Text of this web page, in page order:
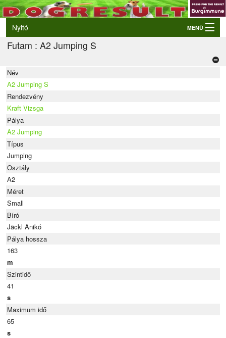
Nyitó MENÜ
Belépés
Élő eredmények
Kutyák
Tulajdonosok/Felvezetők
Futam : A2 Jumping S
Név
A2 Jumping S
Rendezvény
Kraft Vizsga
Pálya
A2 Jumping
Típus
Jumping
Osztály
A2
Méret
Small
Bíró
Jäckl Anikó
Pálya hossza
163
m
Szintidő
41
s
Maximum idő
65
s